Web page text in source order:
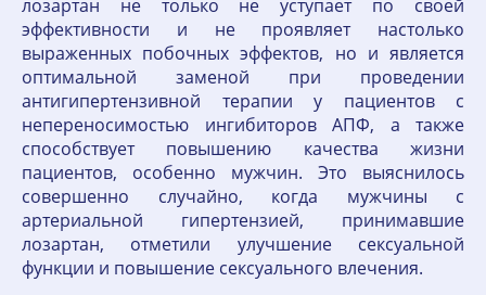
лозартан не только не уступает по своей
эффективности и не проявляет настолько
выраженных побочных эффектов, но и является
оптимальной заменой при проведении
антигипертензивной терапии у пациентов с
непереносимостью ингибиторов АПФ, а также
способствует повышению качества жизни
пациентов, особенно мужчин. Это выяснилось
совершенно случайно, когда мужчины с
артериальной гипертензией, принимавшие
лозартан, отметили улучшение сексуальной
функции и повышение сексуального влечения.